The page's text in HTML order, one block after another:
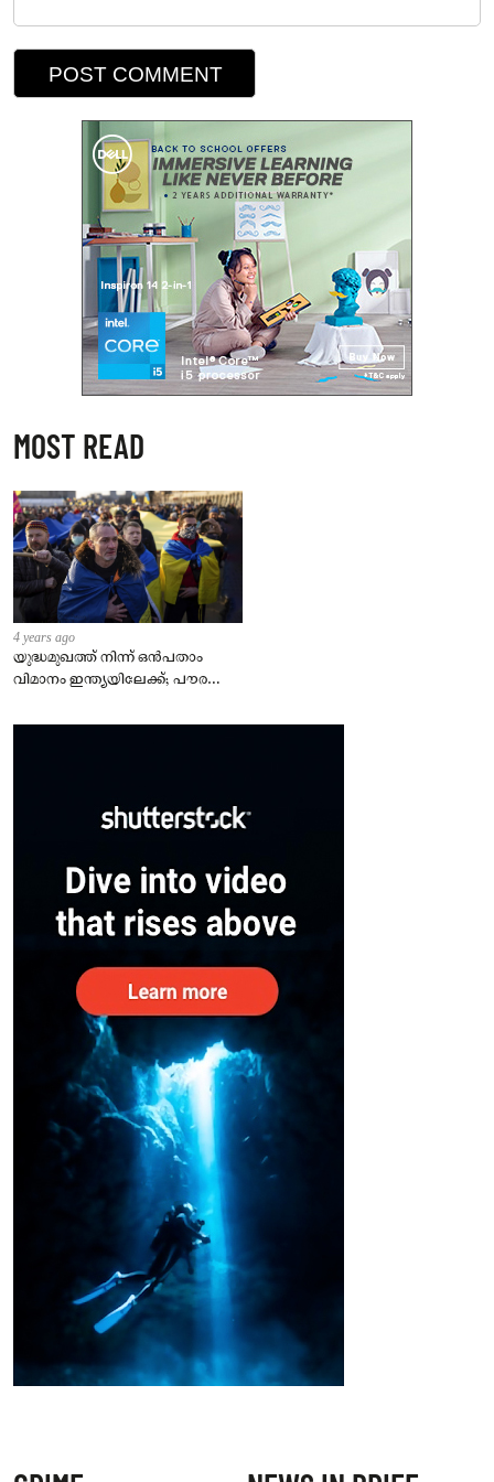
MOST READ
4 years ago
യുദ്ധമുഖത്ത് നിന്ന് ഒൻപതാം
വിമാനം ഇന്ത്യയിലേക്ക്; പൗരന്മാർ
– കേന്ദ്രം